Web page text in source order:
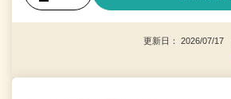
更新日： 2026/07/17